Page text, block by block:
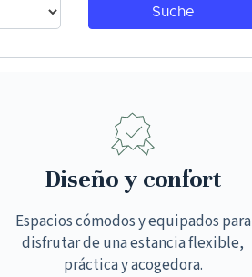
Diseño y confort
Espacios cómodos y equipados para
disfrutar de una estancia flexible,
práctica y acogedora.